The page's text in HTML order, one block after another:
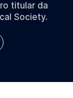
titular da
Society.